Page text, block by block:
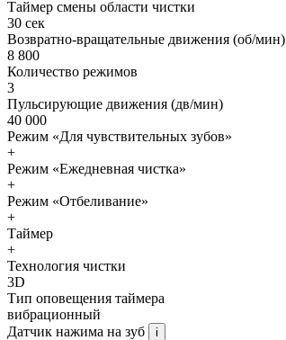
Таймер смены области чистки
30 сек
Возвратно-вращательные движения (об/мин)
8 800
Количество режимов
3
Пульсирующие движения (дв/мин)
40 000
Режим «Для чувствительных зубов»
+
Режим «Ежедневная чистка»
+
Режим «Отбеливание»
+
Таймер
+
Технология чистки
3D
Тип оповещения таймера
вибрационный
Датчик нажима на зуб
i